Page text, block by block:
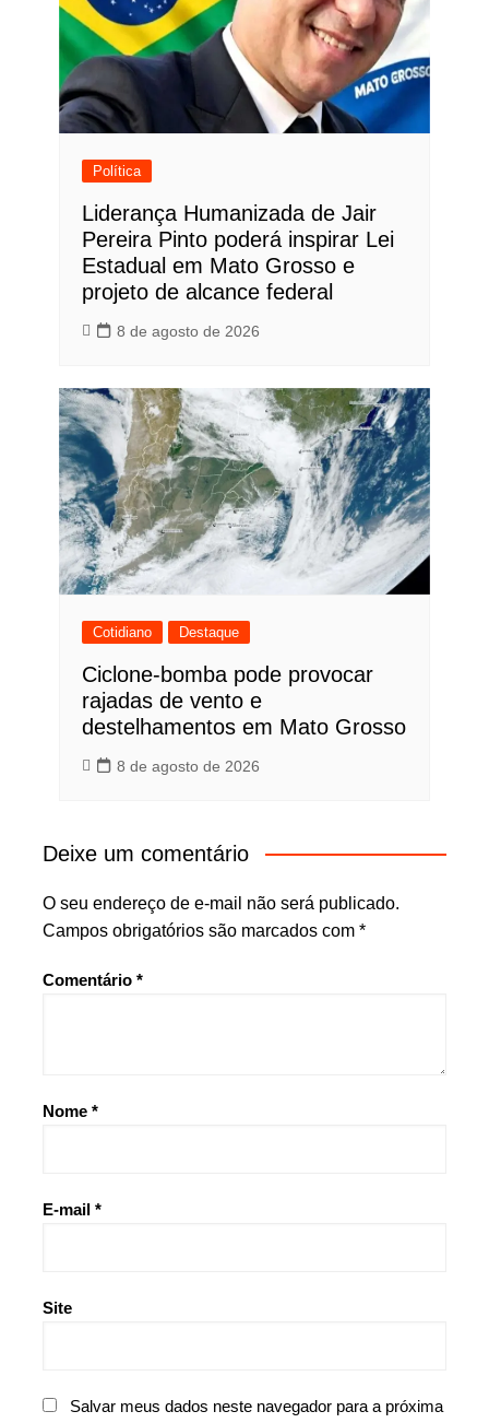
Política
Liderança Humanizada de Jair
Pereira Pinto poderá inspirar Lei
Estadual em Mato Grosso e
projeto de alcance federal
8 de agosto de 2026
Cotidiano Destaque
Ciclone-bomba pode provocar
rajadas de vento e
destelhamentos em Mato Grosso
8 de agosto de 2026
Deixe um comentário
O seu endereço de e-mail não será publicado.
Campos obrigatórios são marcados com *
Comentário *
Nome *
E-mail *
Site
Salvar meus dados neste navegador para a próxima